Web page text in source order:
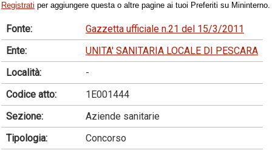
Registrati per aggiungere questa o altre pagine ai tuoi Preferiti su Mininterno.
Fonte:
Gazzetta ufficiale n.21 del 15/3/2011
Ente:
UNITA' SANITARIA LOCALE DI PESCARA
Località:
-
Codice atto:
1E001444
Sezione:
Aziende sanitarie
Tipologia:
Concorso